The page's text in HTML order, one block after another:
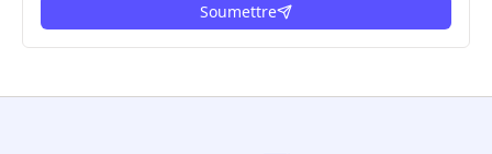
Soumettre